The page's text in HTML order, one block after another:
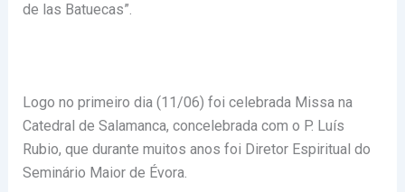
de las Batuecas”.
Logo no primeiro dia (11/06) foi celebrada Missa na
Catedral de Salamanca, concelebrada com o P. Luís
Rubio, que durante muitos anos foi Diretor Espiritual do
Seminário Maior de Évora.